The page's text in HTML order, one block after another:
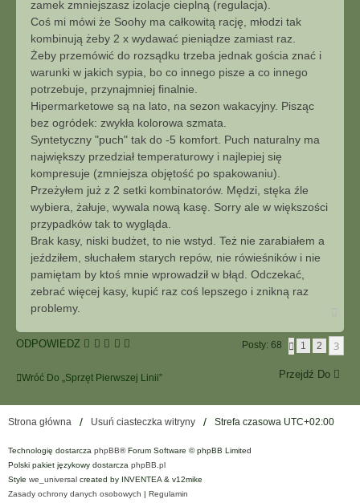
zamek zmniejszasz izolacje cieplną (regulacja).
Coś mi mówi że Soohy ma całkowitą rację, młodzi tak
kombinują żeby 2 x wydawać pieniądze zamiast raz.
Żeby przemówić do rozsądku trzeba jednak gościa znać i
warunki w jakich sypia, bo co innego pisze a co innego
potrzebuje, przynajmniej finalnie.
Hipermarketowe są na lato, na sezon wakacyjny. Pisząc
bez ogródek: zwykła kolorowa szmata.
Syntetyczny "puch" tak do -5 komfort. Puch naturalny ma
największy przedział temperaturowy i najlepiej się
kompresuje (zmniejsza objętość po spakowaniu).
Przeżyłem już z 2 setki kombinatorów. Mędzi, stęka źle
wybiera, żałuje, wywala nową kasę. Sorry ale w większości
przypadków tak to wygląda.
Brak kasy, niski budżet, to nie wstyd. Też nie zarabiałem a
jeździłem, słuchałem starych repów, nie rówieśników i nie
pamiętam by ktoś mnie wprowadził w błąd. Odczekać,
zebrać więcej kasy, kupić raz coś lepszego i znikną raz
problemy.
g
ó
ę
ODPOWIEDZ Posty: 68
P
O
P
R
N
1 2 3
Wróć Do „Sprzęt Pierwszej Linii” Przejdź Do
Strona główna Usuń ciasteczka witryny Strefa czasowa UTC+02:00
Technologię dostarcza phpBB® Forum Software © phpBB Limited
Polski pakiet językowy dostarcza phpBB.pl
Style we_universal created by INVENTEA & v12mike
Zasady ochrony danych osobowych | Regulamin